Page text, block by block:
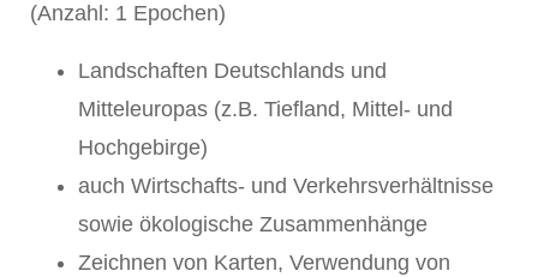
(Anzahl: 1 Epochen)
Landschaften Deutschlands und
Mitteleuropas (z.B. Tiefland, Mittel- und
Hochgebirge)
auch Wirtschafts- und Verkehrsverhältnisse
sowie ökologische Zusammenhänge
Zeichnen von Karten, Verwendung von